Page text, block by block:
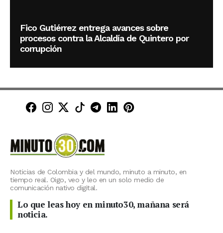
Fico Gutiérrez entrega avances sobre
procesos contra la Alcaldía de Quintero por
corrupción
Minuto30 en Facebook
Minuto30 en Instagram
Minuto30 en X (Twitter)
Minuto30 en TikTok
Canal de Minuto30 en
Minuto30 en LinkedIn
Minuto30 en
Noticias de Colombia y del mundo, minuto a minuto, en
tiempo real. Oigo, veo y leo en un solo medio de
comunicación nativo digital.
Lo que leas hoy en minuto30, mañana será
noticia.